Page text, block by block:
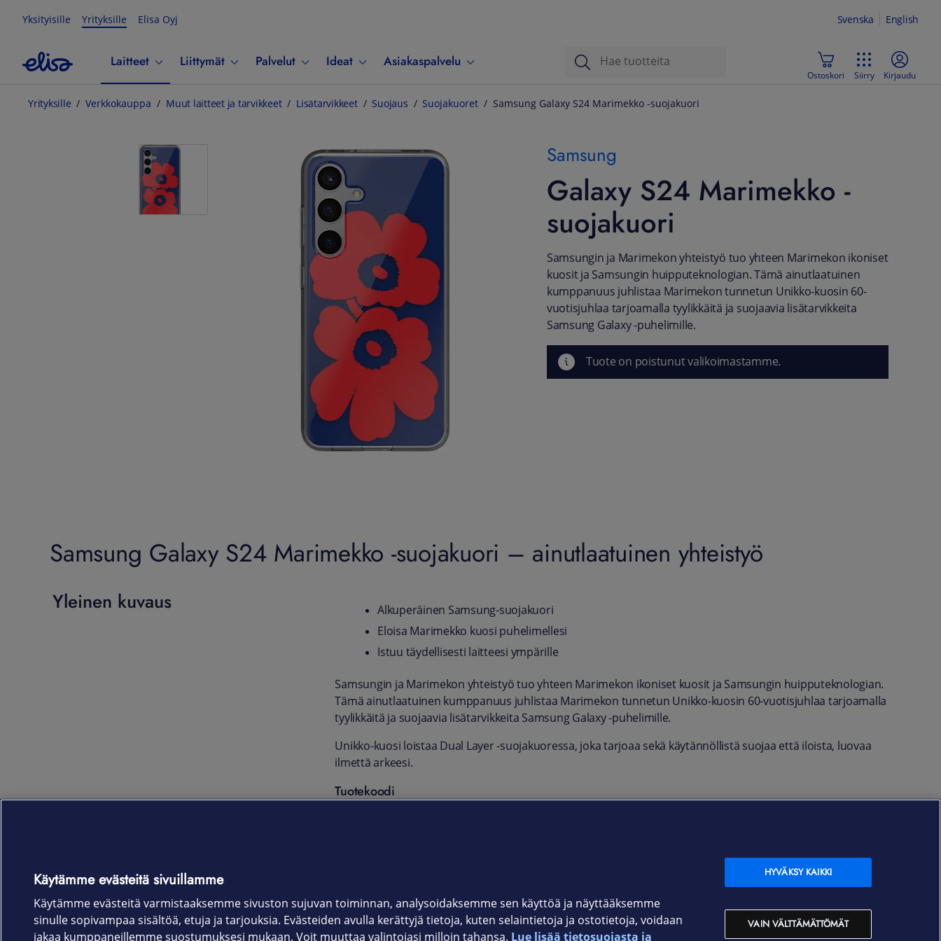
Yksityisille Yrityksille Elisa Oyj Svenska English
Laitteet Liittymät Palvelut Ideat Asiakaspalvelu
Ostoskori Siirry Kirjaudu
Yrityksille Verkkokauppa Muut laitteet ja tarvikkeet Lisätarvikkeet Suojaus Suojakuoret Samsung Galaxy S24 Marimekko -suojakuori
Samsung
Galaxy S24 Marimekko -
suojakuori
Samsungin ja Marimekon yhteistyö tuo yhteen Marimekon ikoniset
kuosit ja Samsungin huipputeknologian. Tämä ainutlaatuinen
kumppanuus juhlistaa Marimekon tunnetun Unikko-kuosin 60-
vuotisjuhlaa tarjoamalla tyylikkäitä ja suojaavia lisätarvikkeita
Samsung Galaxy -puhelimille.
Tuote on poistunut valikoimastamme.
Samsung Galaxy S24 Marimekko -suojakuori – ainutlaatuinen yhteistyö
Yleinen kuvaus
Alkuperäinen Samsung-suojakuori
Eloisa Marimekko kuosi puhelimellesi
Istuu täydellisesti laitteesi ympärille
Samsungin ja Marimekon yhteistyö tuo yhteen Marimekon ikoniset kuosit ja Samsungin huipputeknologian.
Tämä ainutlaatuinen kumppanuus juhlistaa Marimekon tunnetun Unikko-kuosin 60-vuotisjuhlaa tarjoamalla
tyylikkäitä ja suojaavia lisätarvikkeita Samsung Galaxy -puhelimille.
Unikko-kuosi loistaa Dual Layer -suojakuoressa, joka tarjoaa sekä käytännöllistä suojaa että iloista, luovaa
ilmettä arkeesi.
Tuotekoodi
Käytämme evästeitä sivuillamme
Käytämme evästeitä varmistaaksemme sivuston sujuvan toiminnan, analysoidaksemme sen käyttöä ja näyttääksemme
sinulle sopivampaa sisältöä, etuja ja tarjouksia. Evästeiden avulla kerättyjä tietoja, kuten selaintietoja ja ostotietoja, voidaan
jakaa kumppaneillemme suostumuksesi mukaan. Voit muuttaa valintojasi milloin tahansa. Lue lisää tietosuojasta ja
VAIN VÄLTTÄMÄTTÖMÄT
HYVÄKSY KAIKKI